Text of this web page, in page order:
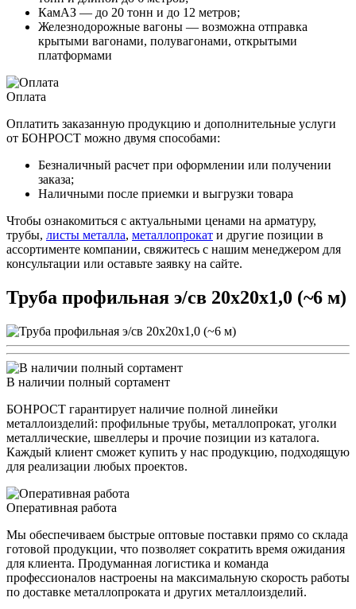
КамАЗ — до 20 тонн и до 12 метров;
Железнодорожные вагоны — возможна отправка
крытыми вагонами, полувагонами, открытыми
платформами
Оплата
Оплатить заказанную продукцию и дополнительные услуги
от БОНРОСТ можно двумя способами:
Безналичный расчет при оформлении или получении
заказа;
Наличными после приемки и выгрузки товара
Чтобы ознакомиться с актуальными ценами на арматуру,
трубы, листы металла, металлопрокат и другие позиции в
ассортименте компании, свяжитесь с нашим менеджером для
консультации или оставьте заявку на сайте.
Труба профильная э/св 20х20х1,0 (~6 м)
В наличии полный сортамент
БОНРОСТ гарантирует наличие полной линейки
металлоизделий: профильные трубы, металлопрокат, уголки
металлические, швеллеры и прочие позиции из каталога.
Каждый клиент сможет купить у нас продукцию, подходящую
для реализации любых проектов.
Оперативная работа
Мы обеспечиваем быстрые оптовые поставки прямо со склада
готовой продукции, что позволяет сократить время ожидания
для клиента. Продуманная логистика и команда
профессионалов настроены на максимальную скорость работы
по доставке металлопроката и других металлоизделий.